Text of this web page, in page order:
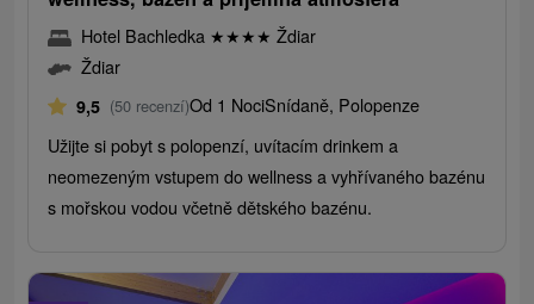
Hotel Bachledka ★★★★ Ždiar
Ždiar
9,5 (50 recenzí)Od 1 NociSnídaně, Polopenze
Užijte si pobyt s polopenzí, uvítacím drinkem a
neomezeným vstupem do wellness a vyhřívaného bazénu
s mořskou vodou včetně dětského bazénu.